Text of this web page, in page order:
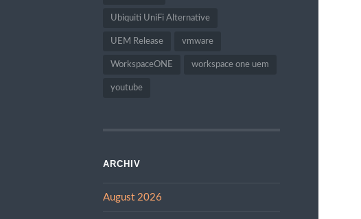
Ubiquiti UniFi Alternative
UEM Release vmware
WorkspaceONE workspace one uem
youtube
ARCHIV
August 2026